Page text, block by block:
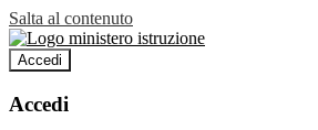
Salta al contenuto
Accedi
Accedi